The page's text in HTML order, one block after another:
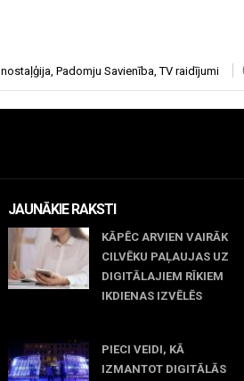
nostaļģija, Padomju Savienība,TV raidījumi
JAUNĀKIE RAKSTI
KĀPĒC ARVIEN VAIRĀK
CILVĒKU PAĻAUJAS UZ
DIGITĀLAJIEM RĪKIEM
IKDIENAS IZVĒLĒS
PIECI VEIDI, KĀ
IZMANTOT DIGITĀLĀS